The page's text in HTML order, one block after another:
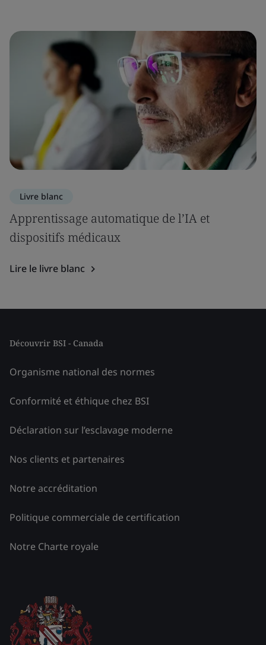
Livre blanc
Apprentissage automatique de l’IA et
dispositifs médicaux
Lire le livre blanc
Découvrir BSI - Canada
Organisme national des normes
Conformité et éthique chez BSI
Déclaration sur l’esclavage moderne
Nos clients et partenaires
Notre accréditation
Politique commerciale de certification
Notre Charte royale